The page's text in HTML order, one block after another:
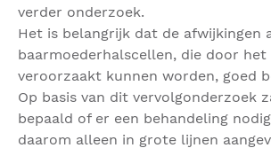
verder onderzoek.
Het is belangrijk dat de afwijkingen
baarmoederhalscellen, die door het
veroorzaakt kunnen worden, goed
Op basis van dit vervolgonderzoek
bepaald of er een behandeling
daarom alleen in grote lijnen